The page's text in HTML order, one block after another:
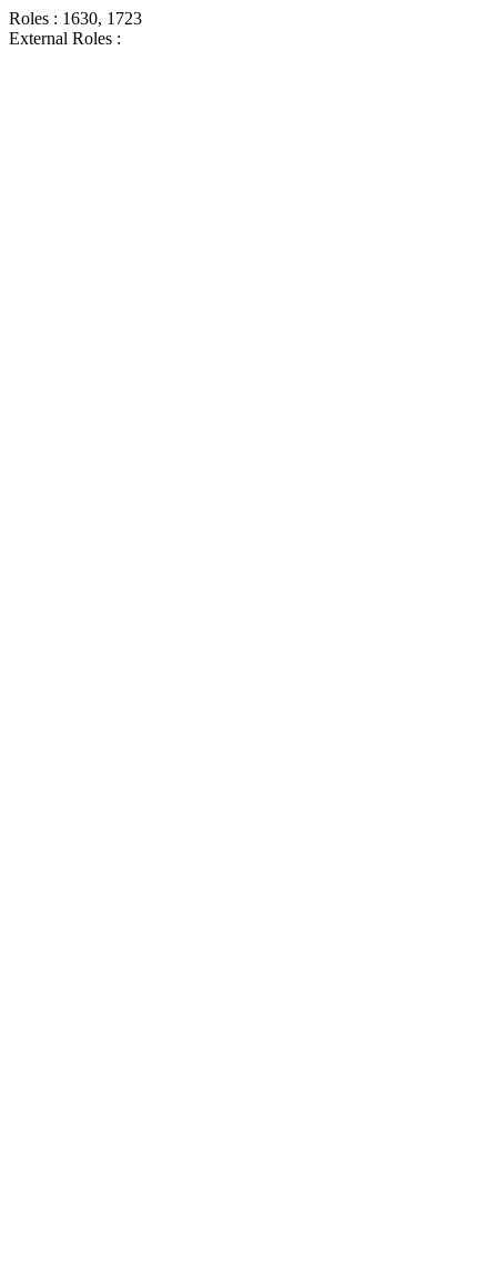
Roles : 1630, 1723
External Roles :